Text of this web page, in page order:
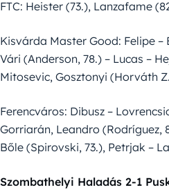
FTC: Heister (73.), Lanzafame
Kisvárda Master Good: Felipe –
Vári (Anderson, 78.) – Lucas –
Mitosevic, Gosztonyi (Horváth
Ferencváros: Dibusz –
Gorriarán, Leandro (Rodríguez,
Bőle (Spirovski, 73.), Petrjak –
Szombathelyi Haladás 2-1